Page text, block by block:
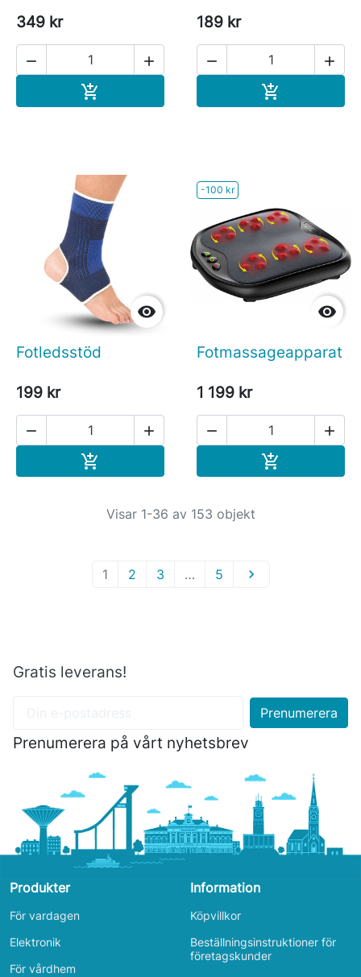
349 kr
 

189 kr
 


Fotledsstöd
199 kr
 

-100 kr

Fotmassageapparat
1 199 kr
 

Visar 1-36 av 153 objekt
1 2 3 … 5 
Gratis leverans!
Prenumerera på vårt nyhetsbrev
Produkter
För vardagen
Elektronik
För vårdhem
Information
Köpvillkor
Beställningsinstruktioner för
företagskunder